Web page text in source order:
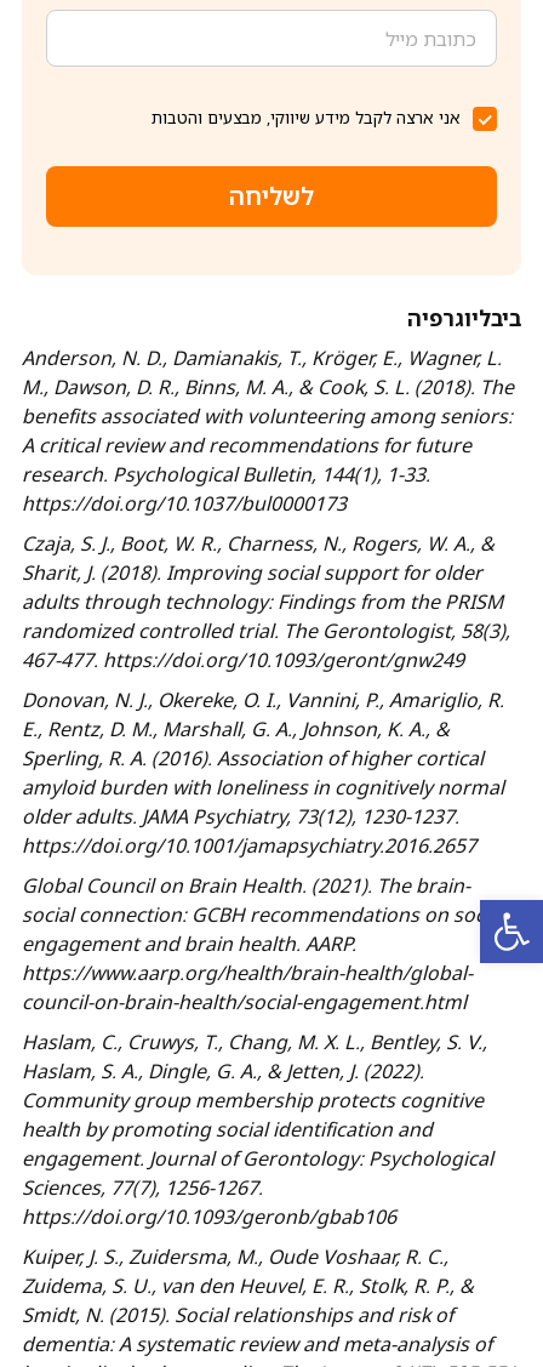
אני ארצה לקבל מידע שיווקי, מבצעים והטבות
לשליחה
ביבליוגרפיה
Anderson, N. D., Damianakis, T., Kröger, E., Wagner, L.
M., Dawson, D. R., Binns, M. A., & Cook, S. L. (2018). The
benefits associated with volunteering among seniors:
A critical review and recommendations for future
research. Psychological Bulletin, 144(1), 1-33.
https://doi.org/10.1037/bul0000173
Czaja, S. J., Boot, W. R., Charness, N., Rogers, W. A., &
Sharit, J. (2018). Improving social support for older
adults through technology: Findings from the PRISM
randomized controlled trial. The Gerontologist, 58(3),
467-477. https://doi.org/10.1093/geront/gnw249
Donovan, N. J., Okereke, O. I., Vannini, P., Amariglio, R.
E., Rentz, D. M., Marshall, G. A., Johnson, K. A., &
Sperling, R. A. (2016). Association of higher cortical
amyloid burden with loneliness in cognitively normal
older adults. JAMA Psychiatry, 73(12), 1230-1237.
https://doi.org/10.1001/jamapsychiatry.2016.2657
Global Council on Brain Health. (2021). The brain-
social connection: GCBH recommendations on social
engagement and brain health. AARP.
https://www.aarp.org/health/brain-health/global-
council-on-brain-health/social-engagement.html
Haslam, C., Cruwys, T., Chang, M. X. L., Bentley, S. V.,
Haslam, S. A., Dingle, G. A., & Jetten, J. (2022).
Community group membership protects cognitive
health by promoting social identification and
engagement. Journal of Gerontology: Psychological
Sciences, 77(7), 1256-1267.
https://doi.org/10.1093/geronb/gbab106
Kuiper, J. S., Zuidersma, M., Oude Voshaar, R. C.,
Zuidema, S. U., van den Heuvel, E. R., Stolk, R. P., &
Smidt, N. (2015). Social relationships and risk of
dementia: A systematic review and meta-analysis of
פתח סרגל נגישות